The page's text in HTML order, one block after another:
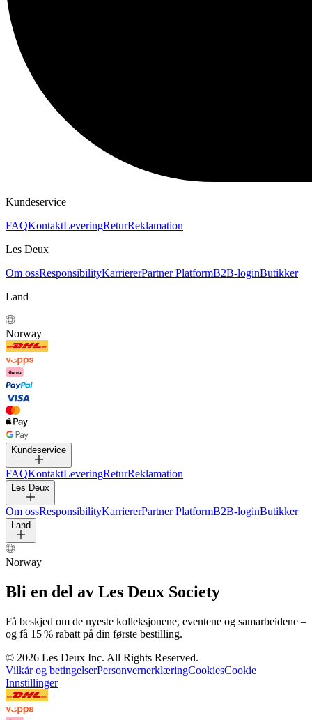
FAQ
Kontakt
Levering
Retur
Reklamation
Om oss
Responsibility
Karrierer
Partner Platform
Land
Norway
Bli en del av Les Deux Society
Få beskjed om de nyeste kolleksjonene, eventene og
samarbeidene – og få 15 % rabatt på din første bestilling.